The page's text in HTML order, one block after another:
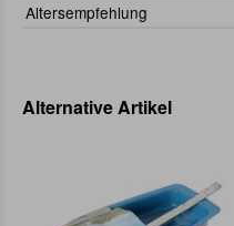
Altersempfehlung
Alternative Artikel